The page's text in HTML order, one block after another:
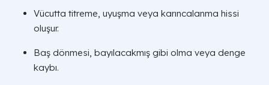
Vücutta titreme, uyuşma veya karıncalanma hissi
oluşur.
Baş dönmesi, bayılacakmış gibi olma veya denge
kaybı.